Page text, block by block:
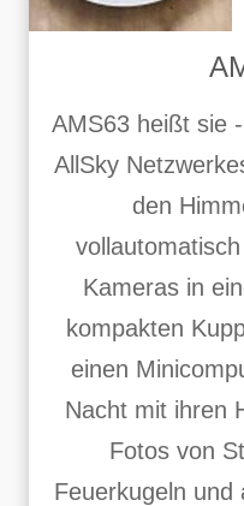
AMS63 heißt sie
AllSky
den
Kameras in
kompakten
einen
Nacht mit ihren
Fotos von
Feuerkugeln und